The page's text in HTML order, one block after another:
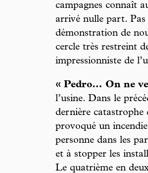
campagnes connaît
arrivé nulle part.
démonstration de
cercle très restreint
impressionniste de
« Pedro… On ne
l’usine. Dans le
dernière catastrophe
provoqué un
personne dans les
et à stopper les
Le quatrième en